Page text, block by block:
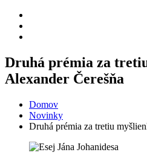
Druhá prémia za
Alexander Čerešňa
Domov
Novinky
Druhá prémia za tretiu